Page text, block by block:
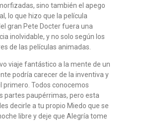
sino también el apego
lo que hizo que la película
gran Pete Docter fuera una
inolvidable, y no solo según los
de las películas animadas.
viaje fantástico a la mente de un
podría carecer de la inventiva y
primero. Todos conocemos
partes paupérrimas, pero esta
decirle a tu propio Miedo que se
libre y deje que Alegría tome